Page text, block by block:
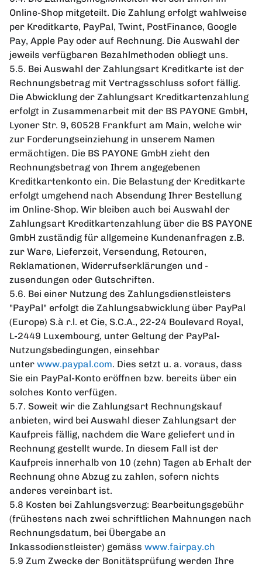
Online-Shop mitgeteilt. Die Zahlung erfolgt wahlweise
per Kreditkarte, PayPal, Twint, PostFinance, Google
Pay, Apple Pay oder auf Rechnung. Die Auswahl der
jeweils verfügbaren Bezahlmethoden obliegt uns.
5.5. Bei Auswahl der Zahlungsart Kreditkarte ist der
Rechnungsbetrag mit Vertragsschluss sofort fällig.
Die Abwicklung der Zahlungsart Kreditkartenzahlung
erfolgt in Zusammenarbeit mit der BS PAYONE GmbH,
Lyoner Str. 9, 60528 Frankfurt am Main, welche wir
zur Forderungseinziehung in unserem Namen
ermächtigen. Die BS PAYONE GmbH zieht den
Rechnungsbetrag von Ihrem angegebenen
Kreditkartenkonto ein. Die Belastung der Kreditkarte
erfolgt umgehend nach Absendung Ihrer Bestellung
im Online-Shop. Wir bleiben auch bei Auswahl der
Zahlungsart Kreditkartenzahlung über die BS PAYONE
GmbH zuständig für allgemeine Kundenanfragen z.B.
zur Ware, Lieferzeit, Versendung, Retouren,
Reklamationen, Widerrufserklärungen und -
zusendungen oder Gutschriften.
5.6. Bei einer Nutzung des Zahlungsdienstleisters
"PayPal" erfolgt die Zahlungsabwicklung über PayPal
(Europe) S.à r.l. et Cie, S.C.A., 22-24 Boulevard Royal,
L-2449 Luxembourg, unter Geltung der PayPal-
Nutzungsbedingungen, einsehbar
unter www.paypal.com. Dies setzt u. a. voraus, dass
Sie ein PayPal-Konto eröffnen bzw. bereits über ein
solches Konto verfügen.
5.7. Soweit wir die Zahlungsart Rechnungskauf
anbieten, wird bei Auswahl dieser Zahlungsart der
Kaufpreis fällig, nachdem die Ware geliefert und in
Rechnung gestellt wurde. In diesem Fall ist der
Kaufpreis innerhalb von 10 (zehn) Tagen ab Erhalt der
Rechnung ohne Abzug zu zahlen, sofern nichts
anderes vereinbart ist.
5.8 Kosten bei Zahlungsverzug: Bearbeitungsgebühr
(frühestens nach zwei schriftlichen Mahnungen nach
Rechnungsdatum, bei Übergabe an
Inkassodienstleister) gemäss www.fairpay.ch
5.9 Zum Zwecke der Bonitätsprüfung werden Ihre